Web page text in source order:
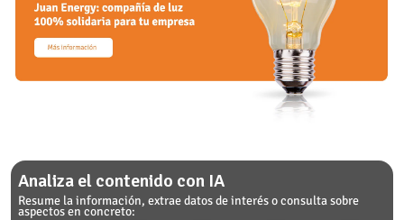
Analiza el contenido con IA
Resume la información, extrae datos de interés o consulta sobre
aspectos en concreto: